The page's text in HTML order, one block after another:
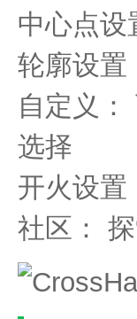
中心点设
轮廓设置
自定义
选择
开火设置
社区：